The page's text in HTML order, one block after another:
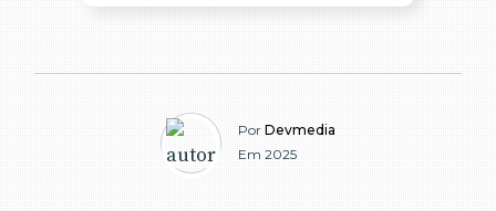
Por Devmedia
Em 2025